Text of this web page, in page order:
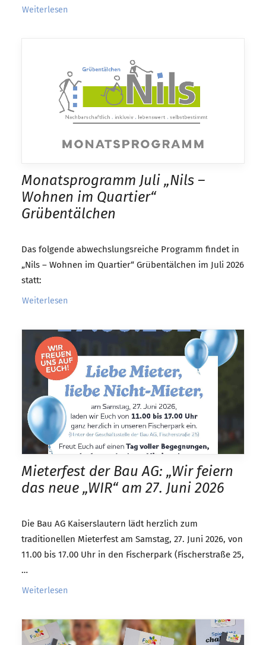
Weiterlesen
Monatsprogramm Juli „Nils –
Wohnen im Quartier“
Grübentälchen
Das folgende abwechslungsreiche Programm findet in
„Nils – Wohnen im Quartier“ Grübentälchen im Juli 2026
statt:
Weiterlesen
Mieterfest der Bau AG: „Wir feiern
das neue „WIR“ am 27. Juni 2026
Die Bau AG Kaiserslautern lädt herzlich zum
traditionellen Mieterfest am Samstag, 27. Juni 2026, von
11.00 bis 17.00 Uhr in den Fischerpark (Fischerstraße 25,
…
Weiterlesen